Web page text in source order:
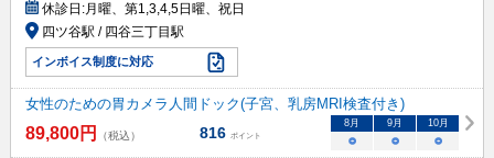
休診日:月曜、第1,3,4,5日曜、祝日
四ツ谷駅 / 四谷三丁目駅
インボイス制度に対応
女性のための胃カメラ人間ドック(子宮、乳房MRI検査付き)
89,800円 （税込） 816 ポイント
8月 9月 10月
○ ○ ○